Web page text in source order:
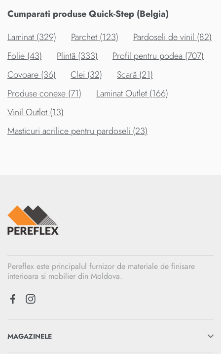
Cumparati produse Quick-Step (Belgia)
Laminat (329)
Parchet (123)
Pardoseli de vinil (82)
Folie (43)
Plintă (333)
Profil pentru podea (707)
Covoare (36)
Clei (32)
Scară (21)
Produse conexe (71)
Laminat Outlet (166)
Vinil Outlet (13)
Masticuri acrilice pentru pardoseli (23)
Pereflex este principalul furnizor de materiale de finisare
interioara si mobilier din Moldova.
MAGAZINELE